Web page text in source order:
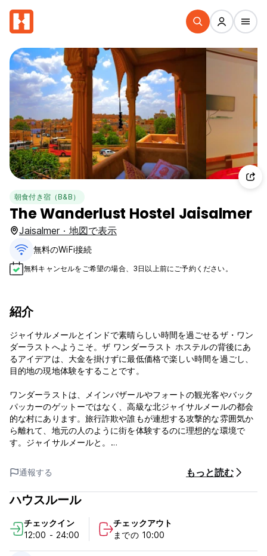
朝食付き宿（B&B）
The Wanderlust Hostel Jaisalmer
Jaisalmer · 地図で表示
無料のWiFi接続
無料キャンセルをご希望の場合、3日以上前にご予約ください。
紹介
ジャイサルメールとインドで素晴らしい時間を過ごせるザ・ワン
ダーラストへようこそ。ザ ワンダーラスト ホステルの背後にあ
るアイデアは、大金を掛けずに最低価格で楽しい時間を過ごし、
目的地の現地体験をすることです。
ワンダーラストは、メインバザールやフォートの観光客やバック
パッカーのゲットーではなく、高級な北ジャイサルメールの都会
的な村にあります。旅行詐欺や誰もが連想する攻撃的な雰囲気か
ら離れて、地元の人のように街を体験するのに理想的な環境で
す。ジャイサルメールと。
たの物語が全く違ったものになり、また来たくなることをお約束
します。
@私たちが持っているワンダーラスト:
1 ギタートラベル本や雑誌を備えた共用ラウンジ
1 砦と夕日の美しいパノラマビューを望む巨大な屋上
旅行やキャメル サファリの計画をお手伝いするトラベル デスク
通報する もっと読む
ハウスルール
チェックイン
12:00 - 24:00
チェックアウト
までの 10:00